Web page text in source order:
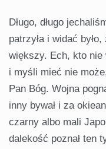
Długo, długo
patrzyła i widać
większy. Ech, kto nie
i myśli mieć nie
Pan Bóg. Wojna
inny bywał i za
czarny albo mali
dalekość poznał ten